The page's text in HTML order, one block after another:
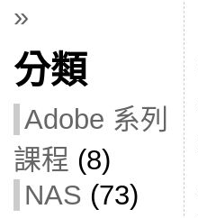
»
分類
Adobe 系列
課程 (8)
NAS (73)